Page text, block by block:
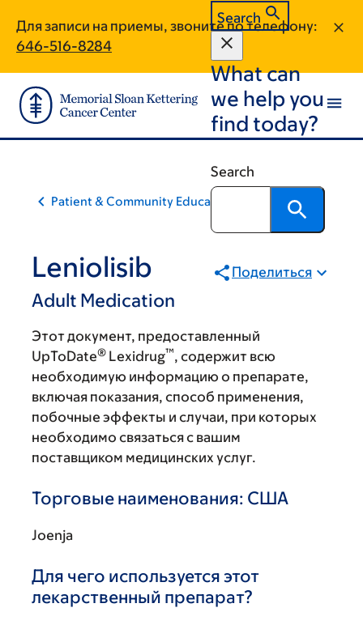
main
content
footer
Для записи на приемы, звоните по телефону:
646-516-8284
Search
What can
we help you
find today?
Search
Patient & Community Education
Leniolisib
Adult Medication
Поделиться
Этот документ, предоставленный
UpToDate® Lexidrug™, содержит всю
необходимую информацию о препарате,
включая показания, способ применения,
побочные эффекты и случаи, при которых
необходимо связаться с вашим
поставщиком медицинских услуг.
Торговые наименования: США
Joenja
Для чего используется этот
лекарственный препарат?